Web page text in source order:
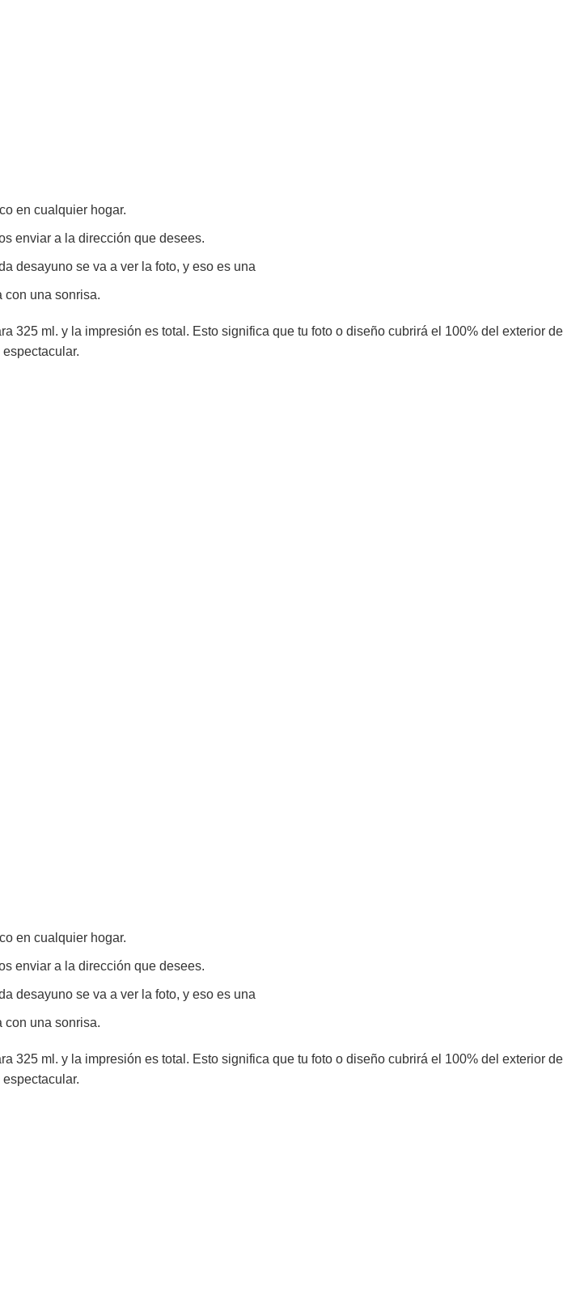
en cualquier hogar.
enviar a la dirección que desees.
desayuno se va a ver la foto, y eso es una
con una sonrisa.
325 ml. y la impresión es total. Esto significa que tu foto o diseño cubrirá el 100% del exterior de
en cualquier hogar.
enviar a la dirección que desees.
desayuno se va a ver la foto, y eso es una
con una sonrisa.
325 ml. y la impresión es total. Esto significa que tu foto o diseño cubrirá el 100% del exterior de